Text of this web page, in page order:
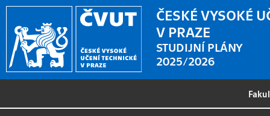
ČESKÉ VYSOKÉ
V PRAZE
STUDIJNÍ PLÁNY
2025/2026